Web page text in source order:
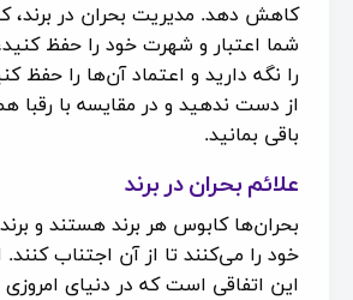
کاهش دهد. مدیریت بحران در برند،
شما اعتبار و شهرت خود را حفظ
را نگه دارید و اعتماد آن‌ها را حفظ
از دست ندهید و در مقایسه با رقبا
باقی بمانید.
علائم بحران در برند
بحران‌ها کابوس هر برند هستند و
خود را می‌کنند تا از آن اجتناب کنند.
این اتفاقی است که در دنیای امروزی